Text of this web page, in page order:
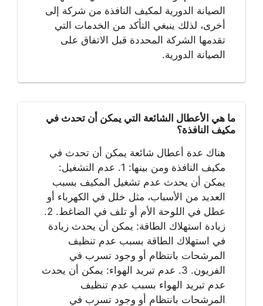
الصيانة الدورية لمكيف النافذة من شركة إلى
أخرى، لذلك ينبغي التأكد من الخدمات التي
تقدمها الشركة المحددة قبل الاتفاق على
الصيانة الدورية.
ما هي الأعطال الشائعة التي يمكن أن تحدث في
مكيف النافذة؟
هناك عدة أعطال شائعة يمكن أن تحدث في
مكيف النافذة ومن بينها: 1. عدم التشغيل:
يمكن أن يحدث عدم تشغيل المكيف بسبب
العديد من الأسباب، مثل خلل في الكهرباء أو
عطل في اللوحة الأم أو تلف في الضاغط. 2.
زيادة استهلاك الطاقة: يمكن أن يحدث زيادة
في استهلاك الطاقة بسبب عدم تنظيف
المرشحات بانتظام أو وجود تسرب في
الفريون. 3. عدم تبريد الهواء: يمكن أن يحدث
عدم تبريد الهواء بسبب عدم تنظيف
المرشحات بانتظام أو وجود تسرب في